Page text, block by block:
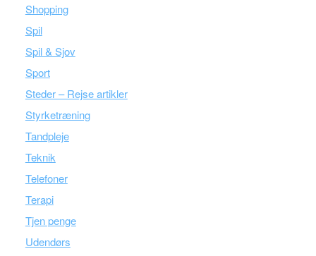
Shopping
Spil
Spil & Sjov
Sport
Steder – Rejse artikler
Styrketræning
Tandpleje
Teknik
Telefoner
Terapi
Tjen penge
Udendørs